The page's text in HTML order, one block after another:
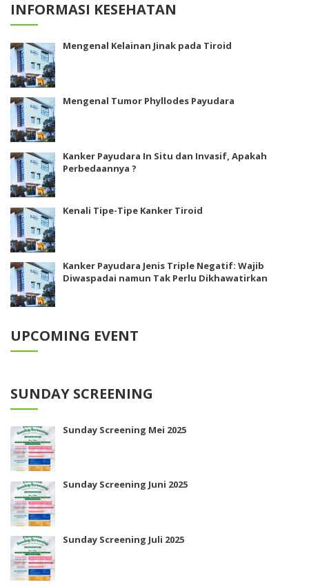
INFORMASI KESEHATAN
Mengenal Kelainan Jinak pada Tiroid
Mengenal Tumor Phyllodes Payudara
Kanker Payudara In Situ dan Invasif, Apakah
Perbedaannya ?
Kenali Tipe-Tipe Kanker Tiroid
Kanker Payudara Jenis Triple Negatif: Wajib
Diwaspadai namun Tak Perlu Dikhawatirkan
UPCOMING EVENT
SUNDAY SCREENING
Sunday Screening Mei 2025
Sunday Screening Juni 2025
Sunday Screening Juli 2025